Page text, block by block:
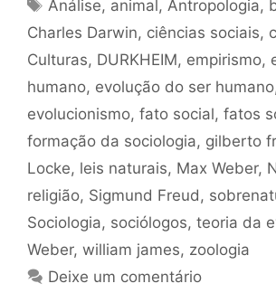
Análise, animal,Antropologia,
Charles Darwin, ciências sociais,
Culturas, DURKHEIM, empirismo,
humano, evolução do ser humano
evolucionismo, fato social, fatos
formação da sociologia, gilberto
Locke, leis naturais, Max Weber,
religião, Sigmund Freud,
Sociologia, sociólogos, teoria da
Weber, william james, zoologia
Deixe um comentário